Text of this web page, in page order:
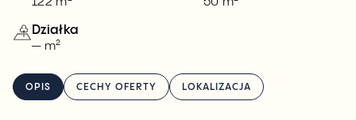
Działka
— m²
OPIS CECHY OFERTY LOKALIZACJA